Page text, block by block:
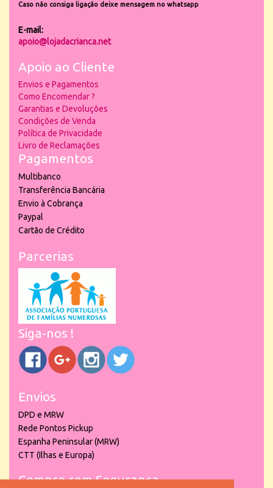
Caso não consiga ligação deixe mensagem no whatsapp
E-mail:
apoio@lojadacrianca.net
Apoio ao Cliente
Envios e Pagamentos
Como Encomendar ?
Garantias e Devoluções
Condições de Venda
Política de Privacidade
Livro de Reclamações
Pagamentos
Multibanco
Transferência Bancária
Envio à Cobrança
Paypal
Cartão de Crédito
Parcerias
Siga-nos !
Envios
DPD e MRW
Rede Pontos Pickup
Espanha Peninsular (MRW)
CTT (Ilhas e Europa)
Compre com Segurança